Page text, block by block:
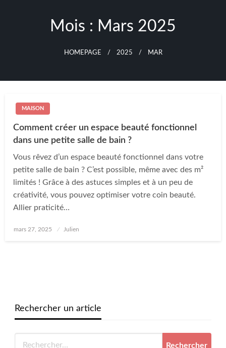
Mois : Mars 2025
HOMEPAGE 2025 MAR
MAISON
Comment créer un espace beauté fonctionnel
dans une petite salle de bain ?
Vous rêvez d’un espace beauté fonctionnel dans votre
petite salle de bain ? C’est possible, même avec des m²
limités ! Grâce à des astuces simples et à un peu de
créativité, vous pouvez optimiser votre coin beauté.
Allier praticité…
Posted
mars 27, 2025 Julien
Rechercher un article